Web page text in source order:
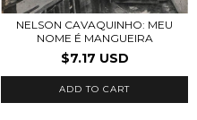
NELSON CAVAQUINHO: MEU
NOME É MANGUEIRA
$7.17 USD
ADD TO CART